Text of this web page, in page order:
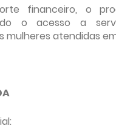
financeiro, o
o acesso a
mulheres atendidas